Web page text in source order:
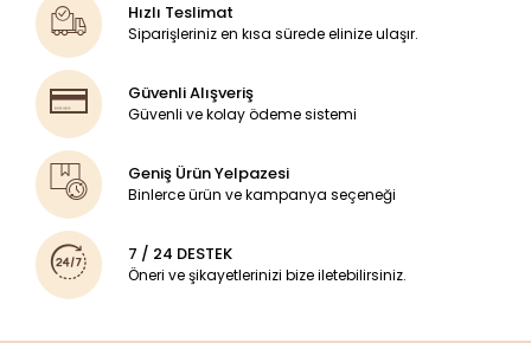
Hızlı Teslimat
Siparişleriniz en kısa sürede elinize ulaşır.
Güvenli Alışveriş
Güvenli ve kolay ödeme sistemi
Geniş Ürün Yelpazesi
Binlerce ürün ve kampanya seçeneği
7 / 24 DESTEK
Öneri ve şikayetlerinizi bize iletebilirsiniz.